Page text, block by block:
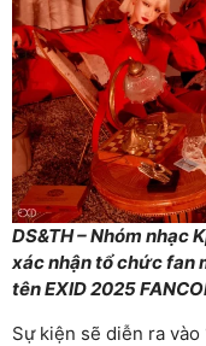
DS&TH – Nhóm nhạc
xác nhận tổ chức fan
tên EXID 2025
Sự kiện sẽ diễn ra